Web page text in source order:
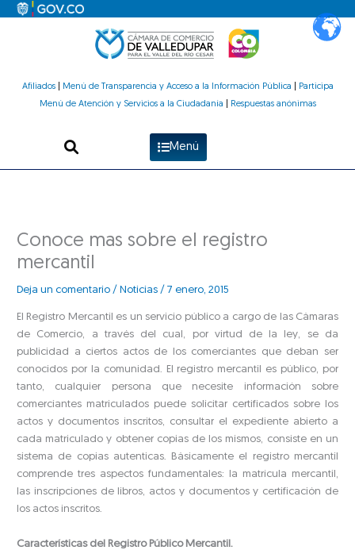
Afiliados| Menú de Transparencia y Acceso a la Información Pública
Participa
Menú de Atención y Servicios a la Ciudadanía
Respuestas anónimas
Menú
Conoce mas sobre el registro
mercantil
Deja un comentario / Noticias / 7 enero, 2015
El Registro Mercantil es un servicio público a cargo de las Cámaras
de Comercio, a través del cual, por virtud de la ley, se da
publicidad a ciertos actos de los comerciantes que deban ser
conocidos por la comunidad. El registro mercantil es público, por
tanto, cualquier persona que necesite información sobre
comerciantes matriculados puede solicitar certificados sobre los
actos y documentos inscritos, consultar el expediente abierto a
cada matriculado y obtener copias de los mismos, consiste en un
sistema de copias autenticas. Básicamente el registro mercantil
comprende tres aspectos fundamentales: la matrícula mercantil,
las inscripciones de libros, actos y documentos y certificación de
los actos inscritos.
Características del Registro Público Mercantil.